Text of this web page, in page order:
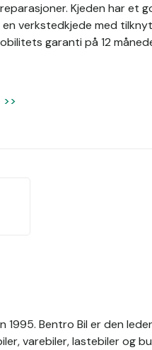
Kjeden har et
verkstedkjede med
garanti på 12
Bentro Bil er den
varebiler, lastebiler og